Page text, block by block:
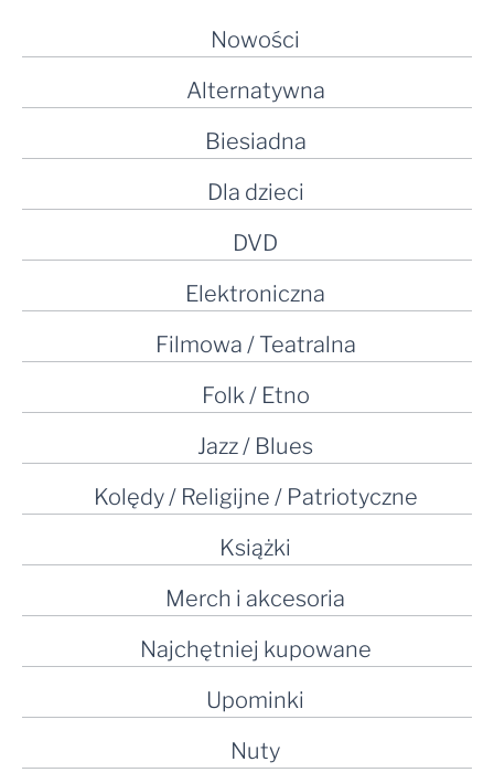
Nowości
Alternatywna
Biesiadna
Dla dzieci
DVD
Elektroniczna
Filmowa / Teatralna
Folk / Etno
Jazz / Blues
Kolędy / Religijne / Patriotyczne
Książki
Merch i akcesoria
Najchętniej kupowane
Upominki
Nuty